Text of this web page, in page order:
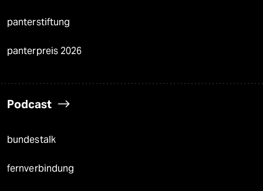
panterstiftung
panterpreis 2026
Podcast
bundestalk
fernverbindung